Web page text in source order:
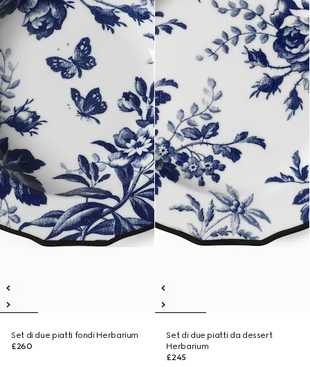
Set di due piatti fondi Herbarium
£260
Set di due piatti da dessert
Herbarium
£245